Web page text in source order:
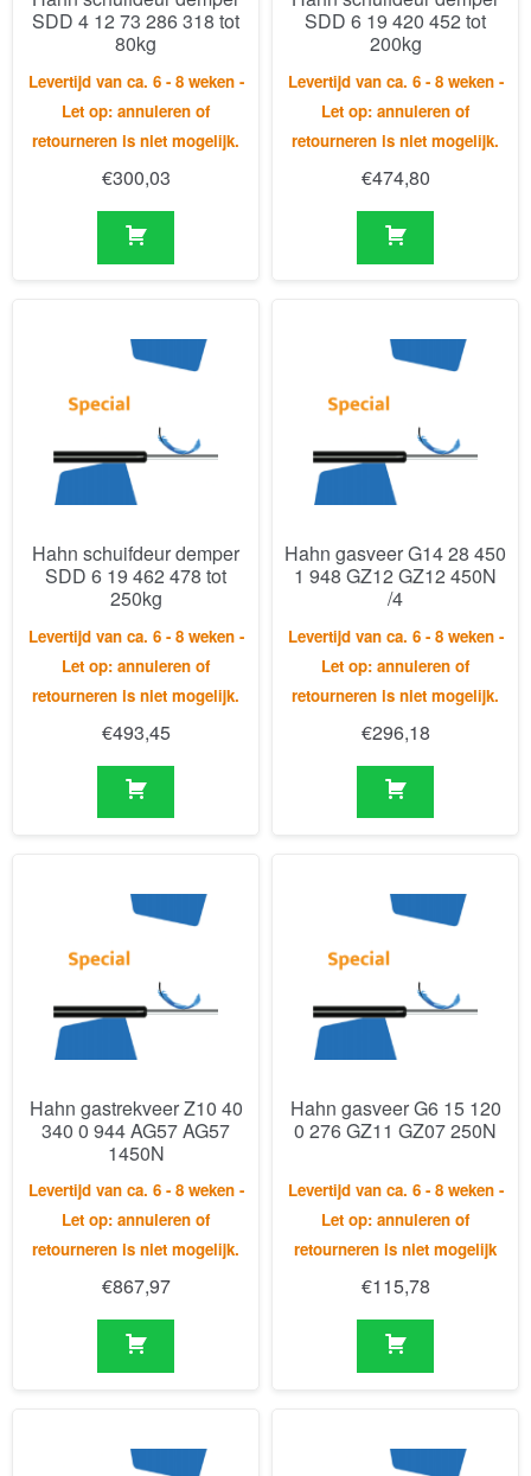
retourneren is niet mogelijk.
300,03
retourneren is niet mogelijk.
474,80
Hahn schuifdeur demper
SDD 6 19 462 478 tot
250kg
Let op: annuleren of
retourneren is niet mogelijk.
493,45
Hahn gasveer G14 28 450
1 948 GZ12 GZ12 450N
/4
Let op: annuleren of
retourneren is niet mogelijk.
Hahn gastrekveer Z10 40
340 0 944 AG57 AG57
1450N
Let op: annuleren of
retourneren is niet mogelijk.
867,97
Hahn gasveer G6 15 120
0 276 GZ11 GZ07 250N
Let op: annuleren of
retourneren is niet mogelijk